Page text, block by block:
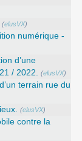
(elusVX)
numérique -
d’une
/ 2022. (elusVX)
terrain rue du
(elusVX)
contre la